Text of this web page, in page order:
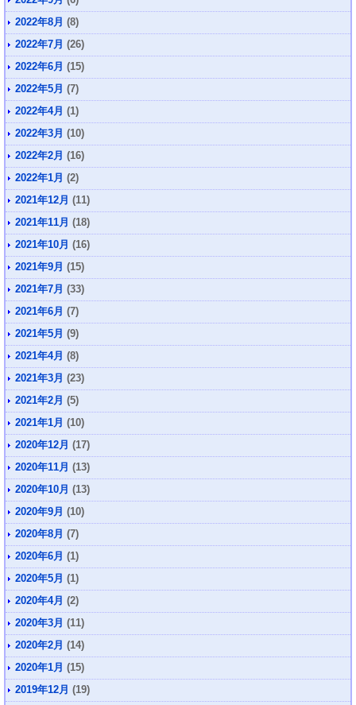
2022年8月 (8)
2022年7月 (26)
2022年6月 (15)
2022年5月 (7)
2022年4月 (1)
2022年3月 (10)
2022年2月 (16)
2022年1月 (2)
2021年12月 (11)
2021年11月 (18)
2021年10月 (16)
2021年9月 (15)
2021年7月 (33)
2021年6月 (7)
2021年5月 (9)
2021年4月 (8)
2021年3月 (23)
2021年2月 (5)
2021年1月 (10)
2020年12月 (17)
2020年11月 (13)
2020年10月 (13)
2020年9月 (10)
2020年8月 (7)
2020年6月 (1)
2020年5月 (1)
2020年4月 (2)
2020年3月 (11)
2020年2月 (14)
2020年1月 (15)
2019年12月 (19)